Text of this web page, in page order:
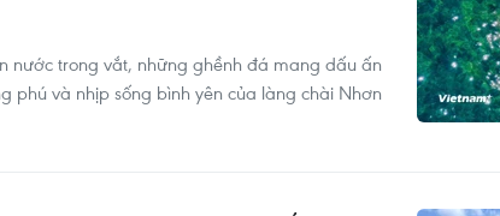
nước trong vắt, những ghềnh đá mang dấu ấn
phú và nhịp sống bình yên của làng chài Nhơn